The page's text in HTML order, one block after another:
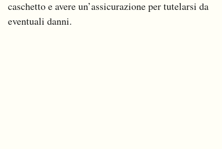
caschetto e avere un’assicurazione per tutelarsi da
eventuali danni.